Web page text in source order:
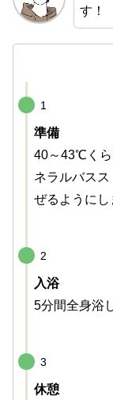
す！
1
準備
40～43℃くら
ネラルバス
ぜるようにし
2
入浴
5分間全身浴
3
休憩